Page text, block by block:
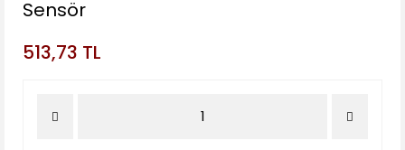
Sensör
513,73 TL